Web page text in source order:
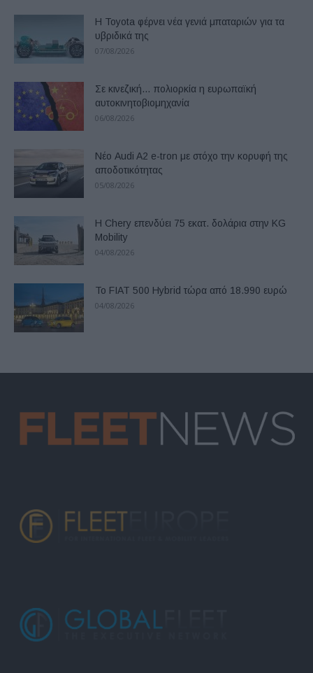
Η Toyota φέρνει νέα γενιά μπαταριών για τα
υβριδικά της
07/08/2026
Σε κινεζική… πολιορκία η ευρωπαϊκή
αυτοκινητοβιομηχανία
06/08/2026
Νέο Audi A2 e-tron με στόχο την κορυφή της
αποδοτικότητας
05/08/2026
Η Chery επενδύει 75 εκατ. δολάρια στην KG
Mobility
04/08/2026
Το FIAT 500 Hybrid τώρα από 18.990 ευρώ
04/08/2026